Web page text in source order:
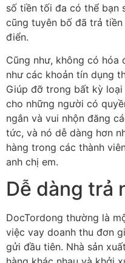
số tiền tối đa có thể bạn
cũng tuyên bố đã trả
điển.
Cũng như, không có hóa
như các khoản tín dụng
Giúp đỡ trong bất kỳ
cho những người có
ngắn và vui nhộn đăng
tức, và nó dễ dàng hơn
hàng trong các thành
anh chị em.
Dễ dàng trả
DocTordong thường là
việc vay doanh thu đơn
gửi đầu tiên. Nhà sản